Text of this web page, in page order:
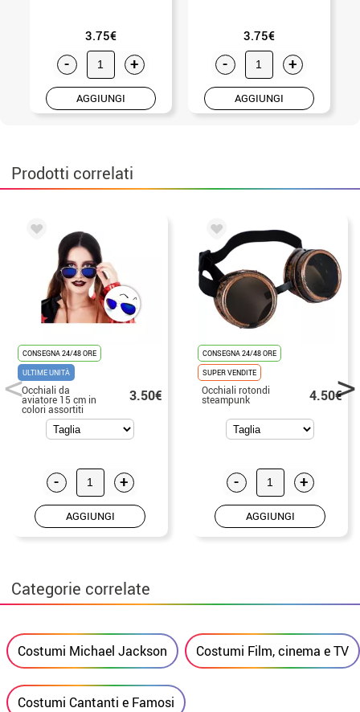
3.75€
- +
AGGIUNGI
3.75€
- +
AGGIUNGI
Prodotti correlati
CONSEGNA 24/48 ORE
ULTIME UNITÀ
Occhiali da
aviatore 15 cm in
colori assortiti
3.50€
- +
AGGIUNGI
CONSEGNA 24/48 ORE
SUPER VENDITE
Occhiali rotondi
steampunk 4.50€
- +
AGGIUNGI
Categorie correlate
Costumi Michael Jackson Costumi Film, cinema e TV
Costumi Cantanti e Famosi